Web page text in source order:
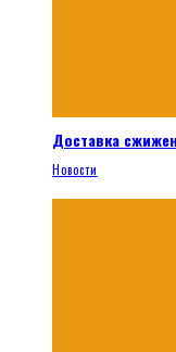
Доставка
Новости